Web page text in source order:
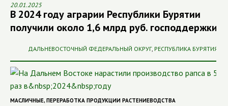
20.01.2025
В 2024 году аграрии Республики Бурятии
получили около 1,6 млрд руб. господдержки
ДАЛЬНЕВОСТОЧНЫЙ ФЕДЕРАЛЬНЫЙ ОКРУГ, РЕСПУБЛИКА БУРЯТИЯ
МАСЛИЧНЫЕ, ПЕРЕРАБОТКА ПРОДУКЦИИ РАСТЕНИЕВОДСТВА